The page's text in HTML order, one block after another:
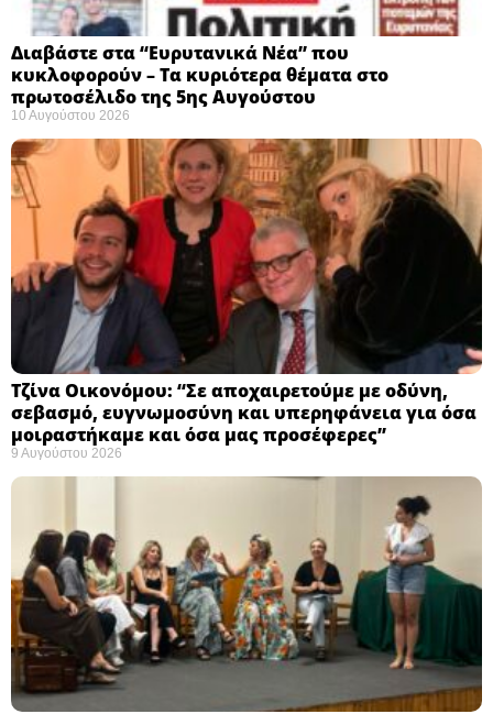
Διαβάστε στα “Ευρυτανικά Νέα” που
κυκλοφορούν – Τα κυριότερα θέματα στο
πρωτοσέλιδο της 5ης Αυγούστου
10 Αυγούστου 2026
Τζίνα Οικονόμου: “Σε αποχαιρετούμε με οδύνη,
σεβασμό, ευγνωμοσύνη και υπερηφάνεια για όσα
μοιραστήκαμε και όσα μας προσέφερες”
9 Αυγούστου 2026